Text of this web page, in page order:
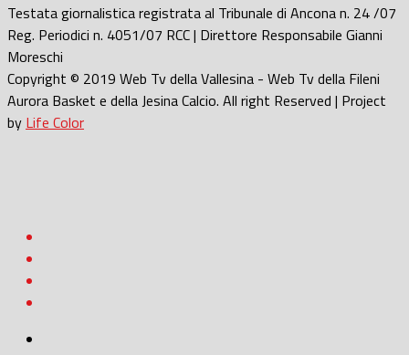
Testata giornalistica registrata al Tribunale di Ancona n. 24 /07
Reg. Periodici n. 4051/07 RCC | Direttore Responsabile Gianni
Moreschi
Copyright © 2019 Web Tv della Vallesina - Web Tv della Fileni
Aurora Basket e della Jesina Calcio. All right Reserved | Project
by Life Color